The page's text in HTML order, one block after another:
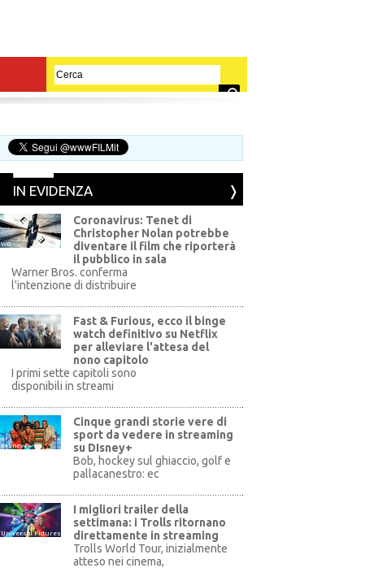
IN EVIDENZA
WB
Coronavirus: Tenet di
Christopher Nolan potrebbe
diventare il film che riporterà
il pubblico in sala
Warner Bros. conferma
l'intenzione di distribuire
Fast & Furious, ecco il binge
watch definitivo su Netflix
per alleviare l'attesa del
nono capitolo
I primi sette capitoli sono
disponibili in streami
Disney+
Cinque grandi storie vere di
sport da vedere in streaming
su DIsney+
Bob, hockey sul ghiaccio, golf e
pallacanestro: ec
Universal Pictures
I migliori trailer della
settimana: i Trolls ritornano
direttamente in streaming
Trolls World Tour, inizialmente
atteso nei cinema,